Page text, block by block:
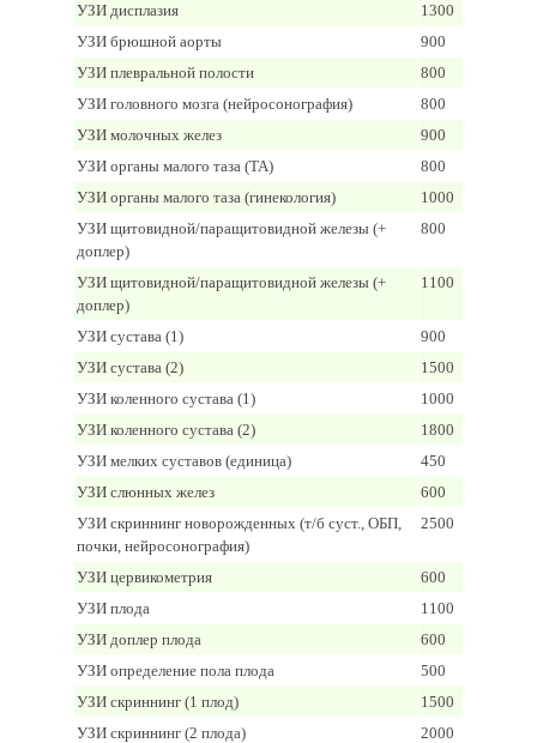
УЗИ дисплазия
1300
УЗИ брюшной аорты
900
УЗИ плевральной полости
800
УЗИ головного мозга (нейросонография)
800
УЗИ молочных желез
900
УЗИ органы малого таза (ТА)
800
УЗИ органы малого таза (гинекология)
1000
УЗИ щитовидной/паращитовидной железы (+
доплер)
800
УЗИ щитовидной/паращитовидной железы (+
доплер)
1100
УЗИ сустава (1)
900
УЗИ сустава (2)
1500
УЗИ коленного сустава (1)
1000
УЗИ коленного сустава (2)
1800
УЗИ мелких суставов (единица)
450
УЗИ слюнных желез
600
УЗИ скриннинг новорожденных (т/б суст., ОБП,
почки, нейросонография)
2500
УЗИ цервикометрия
600
УЗИ плода
1100
УЗИ доплер плода
600
УЗИ определение пола плода
500
УЗИ скриннинг (1 плод)
1500
УЗИ скриннинг (2 плода)
2000